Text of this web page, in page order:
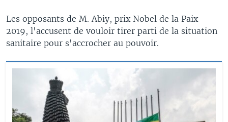
Les opposants de M. Abiy, prix Nobel de la Paix
2019, l'accusent de vouloir tirer parti de la situation
sanitaire pour s'accrocher au pouvoir.